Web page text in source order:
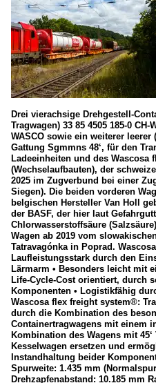
Drei vierachsige Drehgestell-
Tragwagen) 33 85 4505 185-0 CH-
WASCO sowie ein weiterer
Gattung Sgmmns 48‘, für den
Ladeeinheiten und des Wascosa
(Wechselaufbauten), der
2025 im Zugverbund bei einer
Siegen). Die beiden vorderen
belgischen Hersteller Van Holl
der BASF, der hier laut
Chlorwasserstoffsäure
Wagen ab 2019 vom
Tatravagónka in Poprad.
Laufleistungsstark durch den
Lärmarm • Besonders leicht mit
Life-Cycle-Cost orientiert, durch
Komponenten • Logistikfähig
Wascosa flex freight system®:
durch die Kombination des
Containertragwagens mit einem
Kombination des Wagens mit
Kesselwagen ersetzen und
Instandhaltung beider
Spurweite: 1.435 mm
Drehzapfenabstand: 10.185 mm